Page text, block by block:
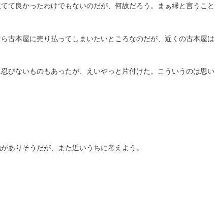
て良かったわけでもないのだが、何故だろう。まぁ縁と言うこと
古本屋に売り払ってしまいたいところなのだが、近くの古本屋は
びないものもあったが、えいやっと片付けた。こういうのは思い
ありそうだが、また近いうちに考えよう。